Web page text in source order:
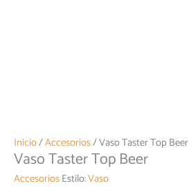
Inicio/Accesorios/ Vaso Taster Top Beer
Vaso Taster Top Beer
AccesoriosEstilo:Vaso